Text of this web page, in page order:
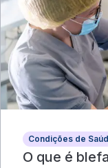
Condições de
O que é